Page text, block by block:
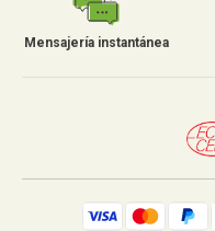
Mensajería instantánea